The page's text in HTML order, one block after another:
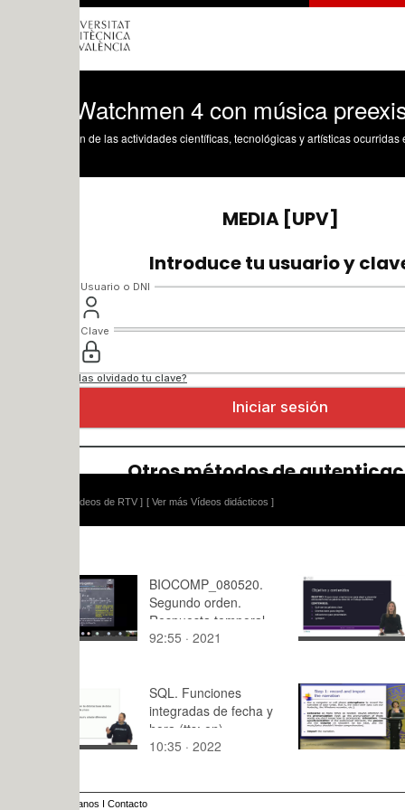
4 con música preexistente
de las actividades científicas, tecnológicas y artísticas ocurridas en los tres
[ Ver más Vídeos didácticos ]
BIOCOMP_080520.
Segundo orden.
Respuesta temporal.
Parte 2. Polos
92:55 · 2021
Las
un trabajo
8:36 · 2023
SQL. Funciones
integradas de fecha y
hora (tts: en)
10:35 · 2022
Recording
finalising
story
3:56 · 2015